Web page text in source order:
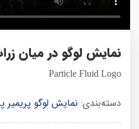
نمایش لوگو در میان
Particle Fluid Logo
دسته‌بندی: نمایش لوگو پریمیر